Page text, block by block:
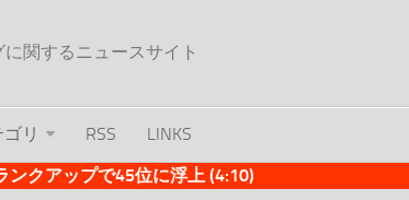
関するニュースサイト
リ RSS
LINKS
ンクアップで45位に浮上 (4:10)